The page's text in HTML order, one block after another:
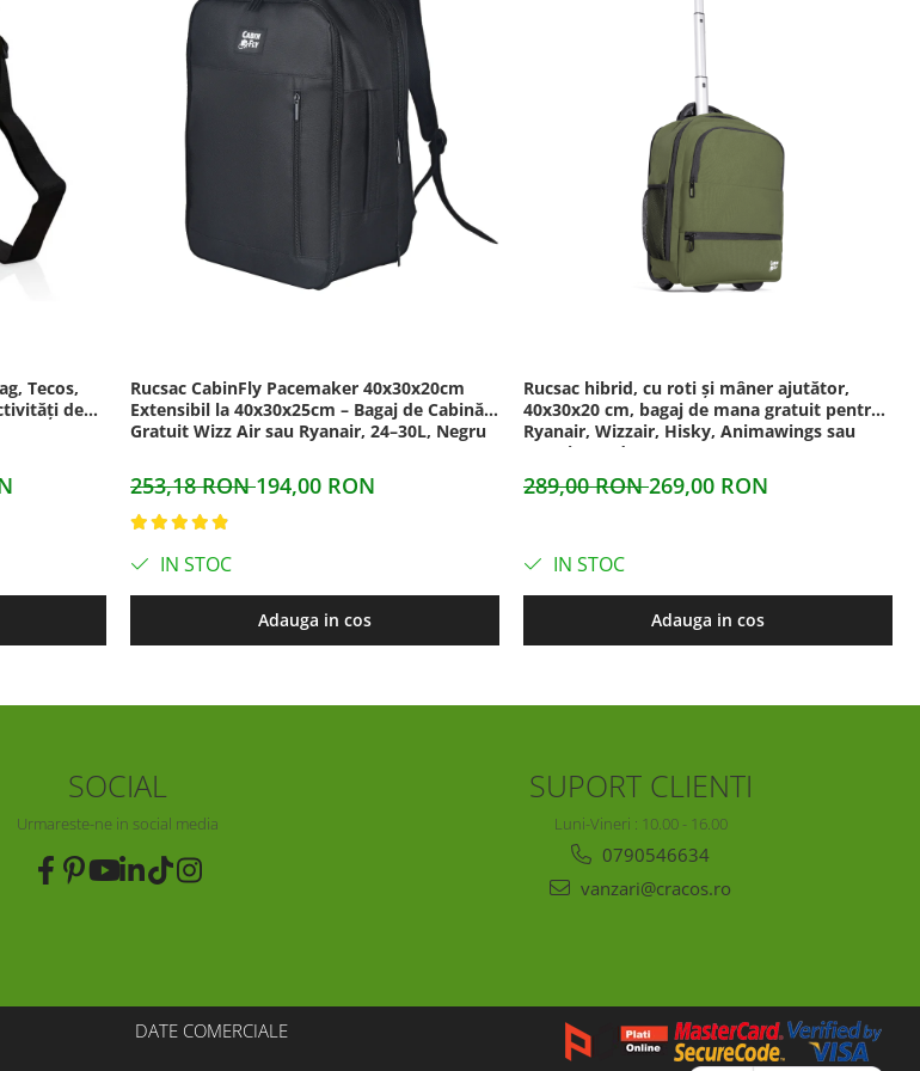
Tecos,
de
Rucsac CabinFly Pacemaker 40x30x20cm
Extensibil la 40x30x25cm – Bagaj de Cabină
Gratuit Wizz Air sau Ryanair, 24–30L, Negru
253,18 RON194,00 RON
IN STOC
Adauga in cos
Rucsac hibrid, cu roti și mâner ajutător,
40x30x20 cm, bagaj de mana gratuit pentru
Ryanair, Wizzair, Hisky, Animawings sau
DanAir, verde
289,00 RON269,00 RON
IN STOC
Adauga in cos
SOCIAL
Urmareste-ne in social media
SUPORT CLIENTI
Luni-Vineri : 10.00 - 16.00
0790546634
vanzari@cracos.ro
DATE COMERCIALE